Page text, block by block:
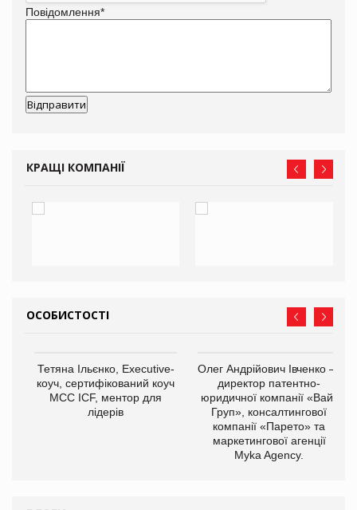
Повідомлення*
КРАЩІ КОМПАНІЇ
ОСОБИСТОСТІ
Тетяна Ільєнко, Executive-
коуч, сертифікований коуч
МСС ICF, ментор для
лідерів
Олег Андрійович Івченко —
директор патентно-
юридичної компанії «Вайз
Груп», консалтингової
компанії «Парето» та
маркетингової агенції
Myka Agency.